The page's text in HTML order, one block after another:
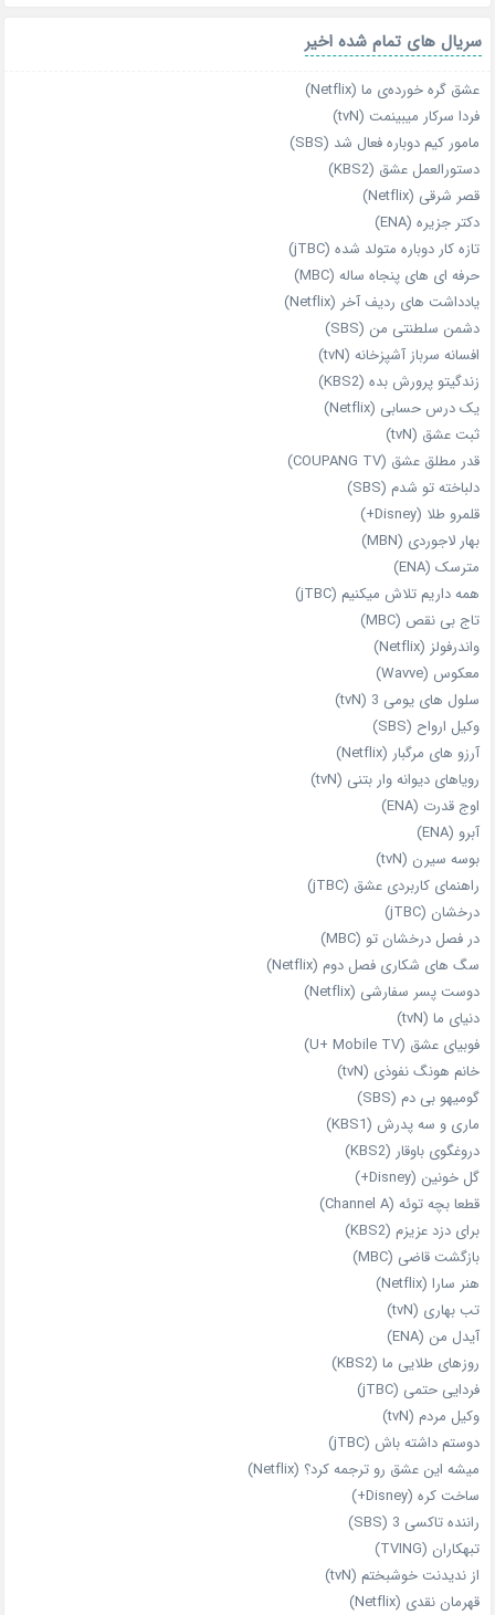
سریال های تمام شده اخیر
عشق گره خورده‌ی ما (Netflix)
فردا سرکار میبینمت (tvN)
مامور کیم دوباره فعال شد (SBS)
دستورالعمل عشق (KBS2)
قصر شرقی (Netflix)
دکتر جزیره (ENA)
تازه‌ کار دوباره‌ متولد شده (jTBC)
حرفه‌ ای‌ های پنجاه‌ ساله (MBC)
یادداشت‌ های ردیف آخر (Netflix)
دشمن سلطنتی من (SBS)
افسانه سرباز آشپزخانه (tvN)
زندگیتو پرورش بده (KBS2)
یک درس حسابی (Netflix)
ثبت عشق (tvN)
قدر مطلق عشق (COUPANG TV)
دلباخته تو شدم (SBS)
قلمرو طلا (Disney+)
بهار لاجوردی (MBN)
مترسک (ENA)
همه داریم تلاش میکنیم (jTBC)
تاج بی‌ نقص (MBC)
واندرفولز (Netflix)
معکوس (Wavve)
سلول های یومی 3 (tvN)
وکیل ارواح (SBS)
آرزو های مرگبار (Netflix)
رویاهای دیوانه‌ وار بتنی (tvN)
اوج قدرت (ENA)
آبرو (ENA)
بوسه سیرن (tvN)
راهنمای کاربردی عشق (jTBC)
درخشان (jTBC)
در فصل درخشان تو (MBC)
سگ های شکاری فصل دوم (Netflix)
دوست‌ پسر سفارشی (Netflix)
دنیای ما (tvN)
فوبیای عشق (U+ Mobile TV)
خانم هونگ نفوذی (tvN)
گومیهو بی دم (SBS)
ماری و سه پدرش (KBS1)
دروغگوی باوقار (KBS2)
گل خونین (Disney+)
قطعا بچه توئه (Channel A)
برای دزد عزیزم (KBS2)
بازگشت قاضی (MBC)
هنر سارا (Netflix)
تب بهاری (tvN)
آیدل من (ENA)
روزهای طلایی ما (KBS2)
فردایی حتمی (jTBC)
وکیل مردم (tvN)
دوستم داشته باش (jTBC)
میشه این عشق رو ترجمه کرد؟ (Netflix)
ساخت کره (Disney+)
راننده تاکسی 3 (SBS)
تبهکاران (TVING)
از ندیدنت خوشبختم (tvN)
قهرمان نقدی (Netflix)